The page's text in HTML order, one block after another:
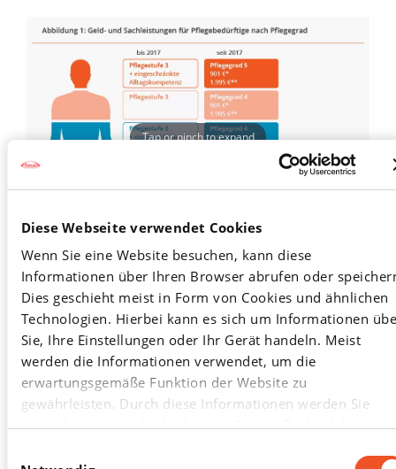
Diese Webseite verwendet Cookies
Wenn Sie eine Website besuchen, kann diese
Informationen über Ihren Browser abrufen oder
Dies geschieht meist in Form von Cookies und ähnlichen
Technologien. Hierbei kann es sich um Informationen
Sie, Ihre Einstellungen oder Ihr Gerät handeln. Meist
werden die Informationen verwendet, um die
erwartungsgemäße Funktion der Website zu
gewährleisten. Durch diese Informationen werden Sie
normalerweise nicht direkt identifiziert. Dadurch kann
Tap or pinch to expand
Ab dem Pflegegrad 1 erhalten alle pflegebedürftigen
Menschen zudem einen Entlastungsbetrag von
monatlich 125 Euro, mit dem Kosten im Rahmen der
benötigten Pflege beglichen werden können.
Zusätzlich können Betroffene auch bestimmte
Leistungen und Angebote zur Unterstützung im Alltag,